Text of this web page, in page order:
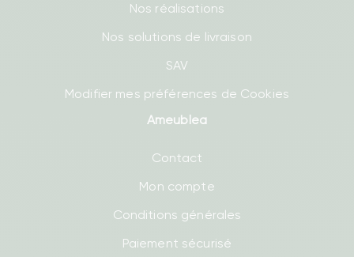
Nos réalisations
Nos solutions de livraison
SAV
Modifier mes préférences de Cookies
Ameublea
Contact
Mon compte
Conditions générales
Paiement sécurisé